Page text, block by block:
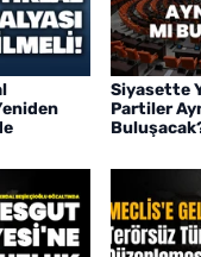
Siyasette
Partiler